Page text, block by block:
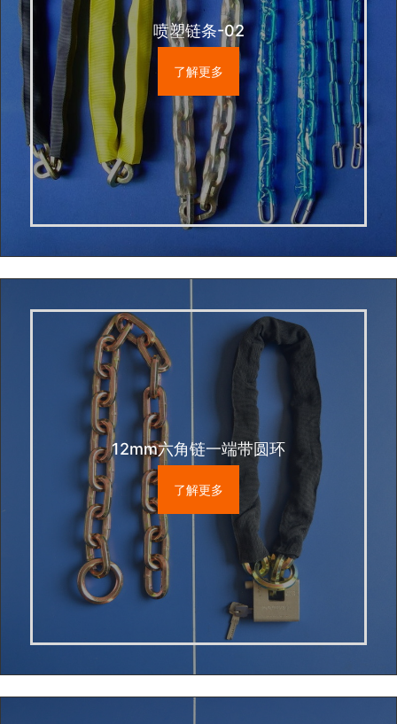
喷塑链条-02
了解更多
12mm六角链一端带圆环
了解更多